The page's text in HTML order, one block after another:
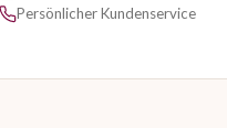
Persönlicher Kundenservice